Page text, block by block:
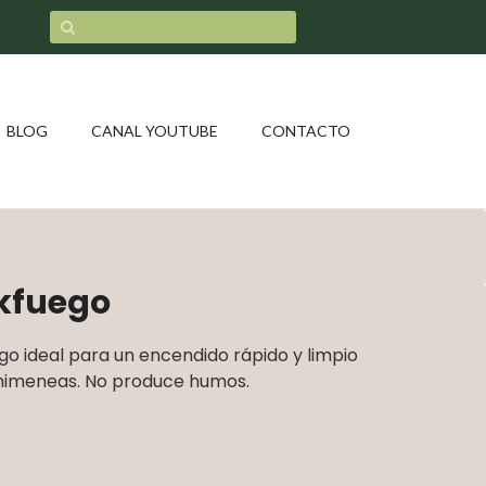
BLOG CANAL YOUTUBE CONTACTO
ideal para un encendido rápido y limpio
No produce humos.